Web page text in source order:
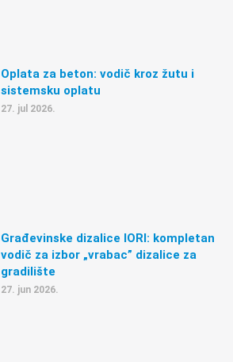
Oplata za beton: vodič kroz žutu i
sistemsku oplatu
27. jul 2026.
Građevinske dizalice IORI: kompletan
vodič za izbor „vrabac” dizalice za
gradilište
27. jun 2026.